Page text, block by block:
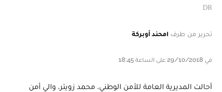
DR
تحرير من طرف امحند أوبركة
في 29/10/2018 على الساعة 18:45
أحالت المديرية العامة للأمن الوطني، محمد زويتر، والي أمن